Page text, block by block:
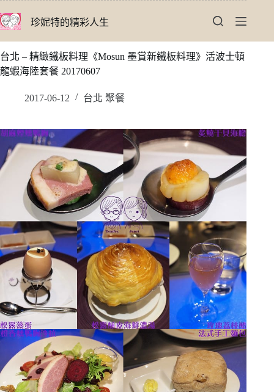
至
要
內
珍妮特的精彩人生
台北 – 精緻鐵板料理《Mosun 墨賞新鐵板料理》活波士頓
龍蝦海陸套餐 20170607
2017-06-12 台北 聚餐